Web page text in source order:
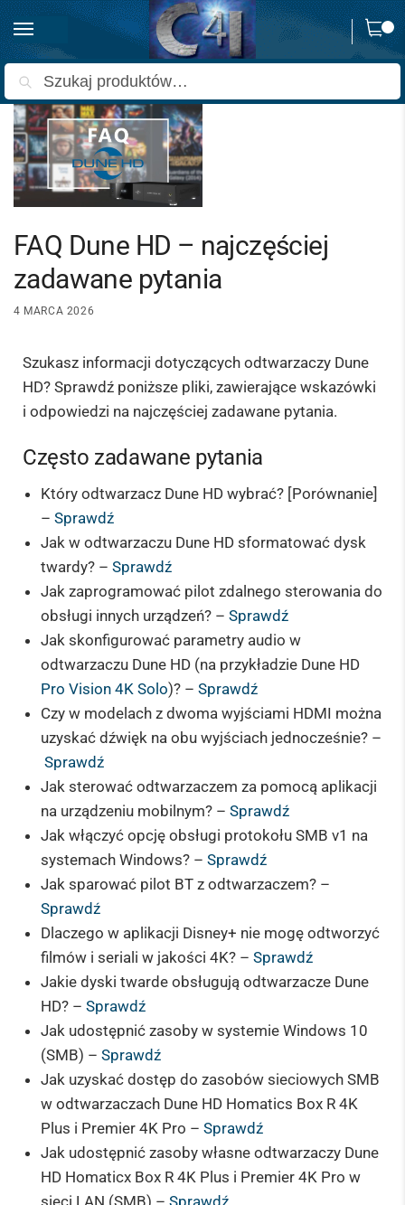
0
Strona główna Poradniki / FAQ Dune HD – najczęściej zadawane pytania
FAQ Dune HD – najczęściej
zadawane pytania
4 MARCA 2026
Szukasz informacji dotyczących odtwarzaczy Dune
HD? Sprawdź poniższe pliki, zawierające wskazówki
i odpowiedzi na najczęściej zadawane pytania.
Często zadawane pytania
Który odtwarzacz Dune HD wybrać? [Porównanie]
– Sprawdź
Jak w odtwarzaczu Dune HD sformatować dysk
twardy? – Sprawdź
Jak zaprogramować pilot zdalnego sterowania do
obsługi innych urządzeń? – Sprawdź
Jak skonfigurować parametry audio w
odtwarzaczu Dune HD (na przykładzie Dune HD
Pro Vision 4K Solo)? – Sprawdź
Czy w modelach z dwoma wyjściami HDMI można
uzyskać dźwięk na obu wyjściach jednocześnie? –
Sprawdź
Jak sterować odtwarzaczem za pomocą aplikacji
na urządzeniu mobilnym? – Sprawdź
Jak włączyć opcję obsługi protokołu SMB v1 na
systemach Windows? – Sprawdź
Jak sparować pilot BT z odtwarzaczem? –
Sprawdź
Dlaczego w aplikacji Disney+ nie mogę odtworzyć
filmów i seriali w jakości 4K? – Sprawdź
Jakie dyski twarde obsługują odtwarzacze Dune
HD? – Sprawdź
Jak udostępnić zasoby w systemie Windows 10
(SMB) – Sprawdź
Jak uzyskać dostęp do zasobów sieciowych SMB
w odtwarzaczach Dune HD Homatics Box R 4K
Plus i Premier 4K Pro – Sprawdź
Jak udostępnić zasoby własne odtwarzaczy Dune
HD Homaticx Box R 4K Plus i Premier 4K Pro w